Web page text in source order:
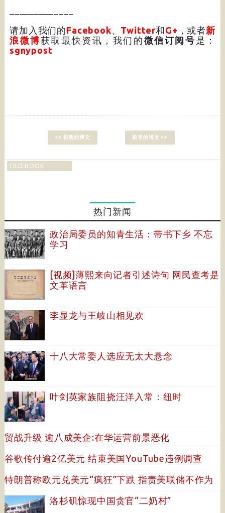
请加入我们的Facebook、 Twitter和G+ ，或者新
浪微博获取最快资讯，我们的 微信订阅号 是：
sgnypost
<< 较新的博文 较早的博文 >>
FACEBOOK
热门新闻
政治局委员的知青生活：带书下乡 不忘
学习
[视频]薄熙来向记者引述诗句 网民查考是
文革语言
李显龙与王岐山相见欢
十八大常委人选应无太大悬念
叶剑英家族阻挠汪洋入常：纽时
贸战升级 逾八成美企:在华运营前景恶化
谷歌传付逾2亿美元 结束美国YouTube违例调查
特朗普称欧元兑美元“疯狂”下跌 指责美联储不作为
洛杉矶惊现中国贪官“二奶村”